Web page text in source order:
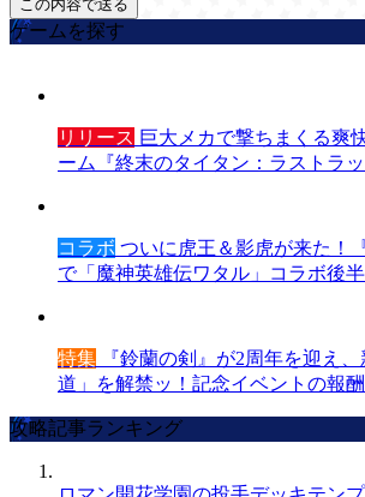
ゲームを探す
リリース 巨大メカで撃ちまくる爽
ーム『終末のタイタン：ラストラ
コラボ ついに虎王＆影虎が来た！
で「魔神英雄伝ワタル」コラボ後半
特集 『鈴蘭の剣』が2周年を迎え
道」を解禁ッ！記念イベントの報
攻略記事ランキング